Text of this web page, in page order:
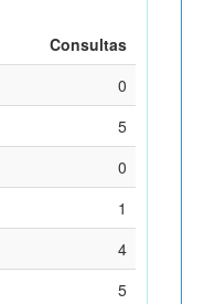
Consultas
0
5
0
1
4
5